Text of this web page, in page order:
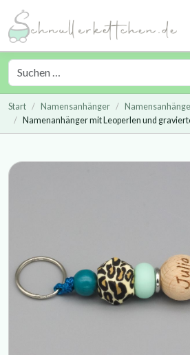
Start Namensanhänger
Namenanhänger mit Leoperlen und